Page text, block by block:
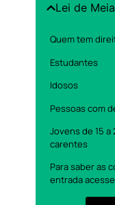
Lei de
Quem tem
Estudantes
Idosos
Pessoas com
Jovens de 15
carentes
Para saber as
entrada